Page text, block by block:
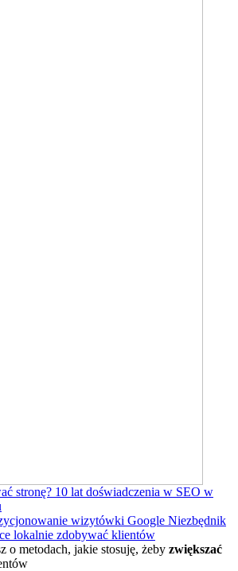
stronę? 10 lat doświadczenia w SEO w
wizytówki Google Niezbędnik
lokalnie zdobywać klientów
o metodach, jakie stosuję, żeby zwiększać